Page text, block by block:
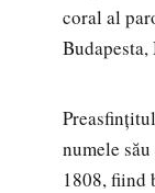
coral al
numele
1808, fiind